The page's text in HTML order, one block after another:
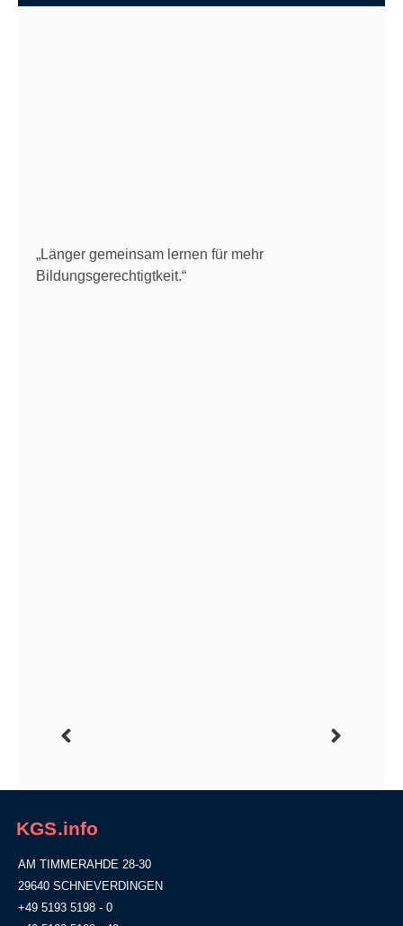
„Länger gemeinsam lernen für mehr
Bildungsgerechtigtkeit.“
KGS.info
AM TIMMERAHDE 28-30
29640 SCHNEVERDINGEN
+49 5193 5198 - 0